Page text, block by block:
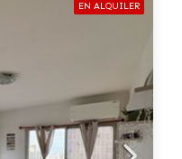
EN ALQUILER